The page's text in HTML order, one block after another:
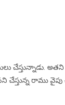
అతని
చేస్తున్న రాము